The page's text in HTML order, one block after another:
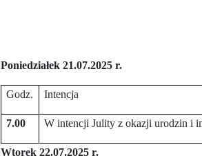
Poniedziałek 21.07.2025 r.
Godz. Intencja
7.00 W intencji Julity z okazji urodzin i
Wtorek 22.07.2025 r.